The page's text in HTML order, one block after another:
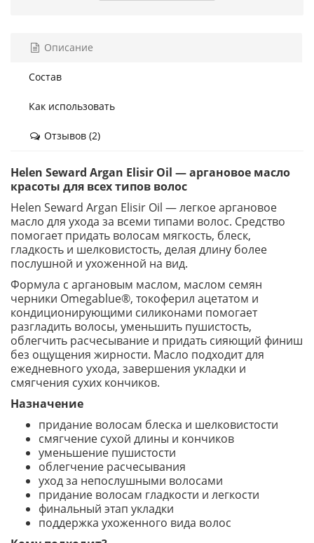
Описание
Состав
Как использовать
Отзывов (2)
Helen Seward Argan Elisir Oil — аргановое масло
красоты для всех типов волос
Helen Seward Argan Elisir Oil — легкое аргановое
масло для ухода за всеми типами волос. Средство
помогает придать волосам мягкость, блеск,
гладкость и шелковистость, делая длину более
послушной и ухоженной на вид.
Формула с аргановым маслом, маслом семян
черники Omegablue®, токоферил ацетатом и
кондиционирующими силиконами помогает
разгладить волосы, уменьшить пушистость,
облегчить расчесывание и придать сияющий финиш
без ощущения жирности. Масло подходит для
ежедневного ухода, завершения укладки и
смягчения сухих кончиков.
Назначение
придание волосам блеска и шелковистости
смягчение сухой длины и кончиков
уменьшение пушистости
облегчение расчесывания
уход за непослушными волосами
придание волосам гладкости и легкости
финальный этап укладки
поддержка ухоженного вида волос